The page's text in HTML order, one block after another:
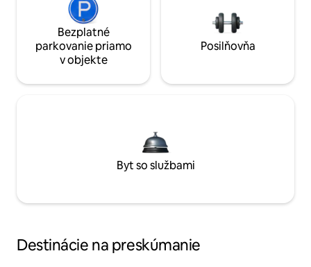
Bezplatné
parkovanie priamo
v objekte
Posilňovňa
Byt so službami
Destinácie na preskúmanie